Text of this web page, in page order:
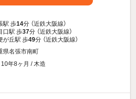
駅 歩14分 （近鉄大阪線）
口駅 歩37分 （近鉄大阪線）
が丘駅 歩49分 （近鉄大阪線）
県名張市南町
年8ヶ月 / 木造